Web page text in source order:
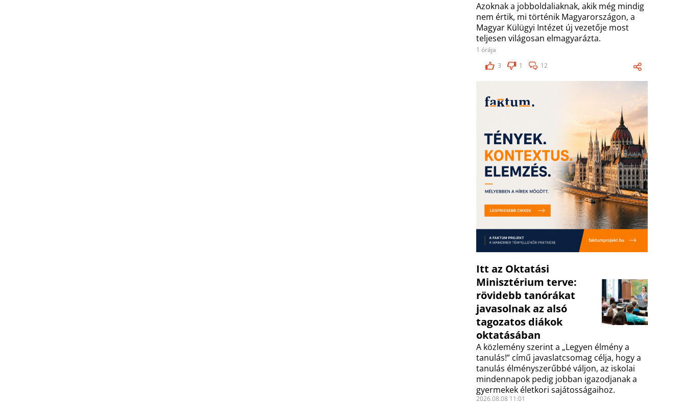
Azoknak a jobboldaliaknak, akik még mindig
nem értik, mi történik Magyarországon, a
Magyar Külügyi Intézet új vezetője most
teljesen világosan elmagyarázta.
1 órája
3
1 12
Itt az Oktatási
Minisztérium terve:
rövidebb tanórákat
javasolnak az alsó
tagozatos diákok
oktatásában
A közlemény szerint a „Legyen élmény a
tanulás!” című javaslatcsomag célja, hogy a
tanulás élményszerűbbé váljon, az iskolai
mindennapok pedig jobban igazodjanak a
gyermekek életkori sajátosságaihoz.
2026.08.08 11:01